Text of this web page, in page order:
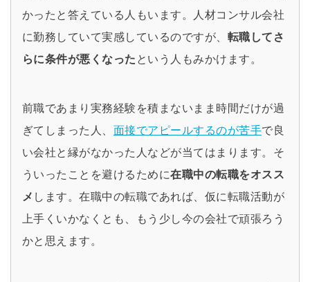
かったと答えている人もいます。人材コンサル会社
に勤務していて実感しているのですが、 転職してさ
らに条件が悪くなった という人もみかけます。
前職であまり実務経験を積まないまま時間だけが過
ぎてしまった人、 面接でアピールするのが苦手で良
い会社と縁がなかった人などが当てはまります。そ
ういったことを避けるために在職中の転職をオスス
メ します。在職中の転職であれば、仮に転職活動が
上手くいかなくとも、もう少し今の会社で頑張ろう
かと思えます。